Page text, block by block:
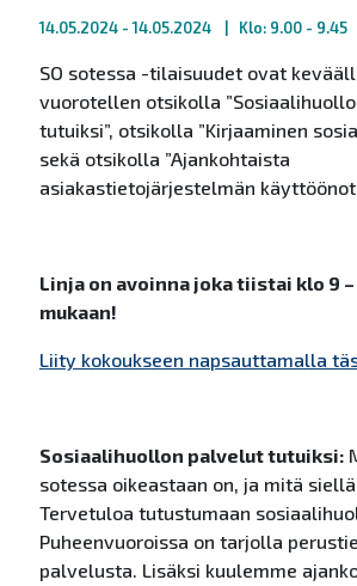
14.05.2024 - 14.05.2024 Klo: 9.00 - 9.45
SO sotessa -tilaisuudet ovat
vuorotellen otsikolla
tutuiksi”, otsikolla ”Kirjaaminen
sekä otsikolla ”Ajankohtaista
asiakastietojärjestelmän
Linja on avoinna joka tiistai klo 9 –
mukaan!
Liity kokoukseen napsauttamalla
Sosiaalihuollon palvelut tutuiksi:
sotessa oikeastaan on, ja mitä
Tervetuloa tutustumaan
Puheenvuoroissa on tarjolla
palvelusta. Lisäksi kuulemme